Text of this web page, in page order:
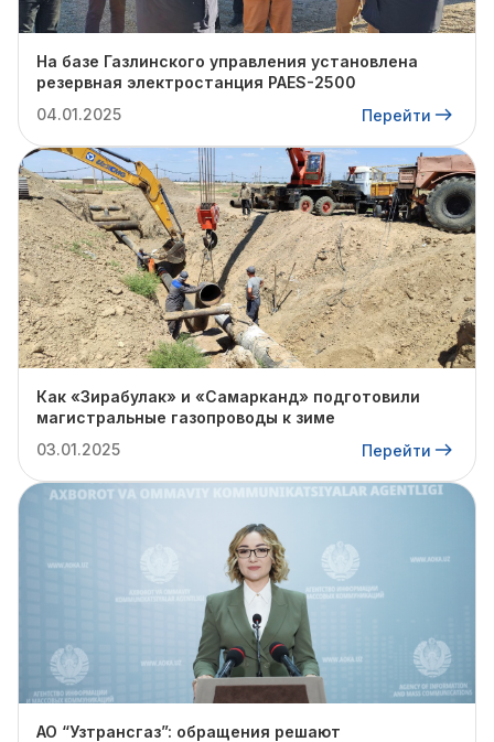
На базе Газлинского управления установлена
резервная электростанция PAES-2500
04.01.2025
Перейти
Как «Зирабулак» и «Самарканд» подготовили
магистральные газопроводы к зиме
03.01.2025
Перейти
АО “Узтрансгаз”: обращения решают